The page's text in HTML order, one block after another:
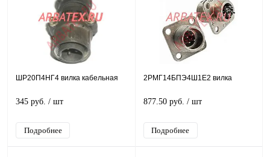
ШР20П4НГ4 вилка кабельная
345 руб. / шт
Подробнее
2РМГ14БПЭ4Ш1Е2 вилка
877.50 руб. / шт
Подробнее